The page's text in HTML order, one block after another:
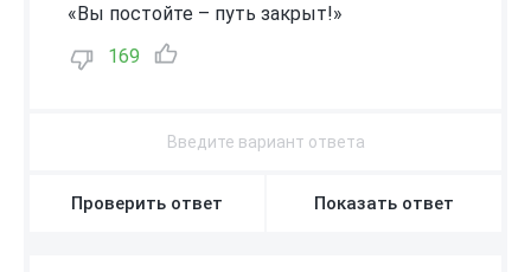
«Вы постойте – путь закрыт!»
169
Проверить ответ Показать ответ